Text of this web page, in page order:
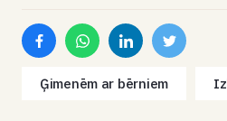
Ģimenēm ar bērniem